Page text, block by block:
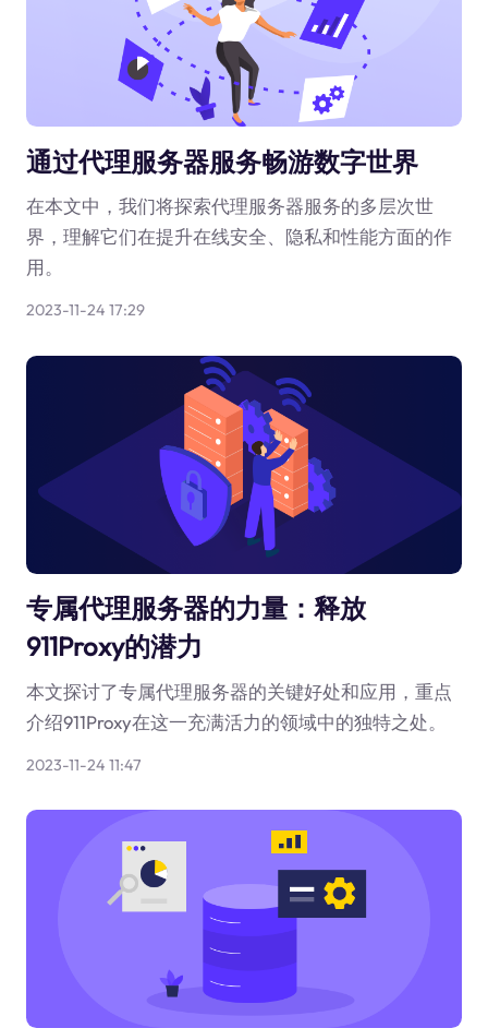
通过代理服务器服务畅游数字世界
在本文中，我们将探索代理服务器服务的多层次世
界，理解它们在提升在线安全、隐私和性能方面的作
用。
2023-11-24 17:29
专属代理服务器的力量：释放
911Proxy的潜力
本文探讨了专属代理服务器的关键好处和应用，重点
介绍911Proxy在这一充满活力的领域中的独特之处。
2023-11-24 11:47